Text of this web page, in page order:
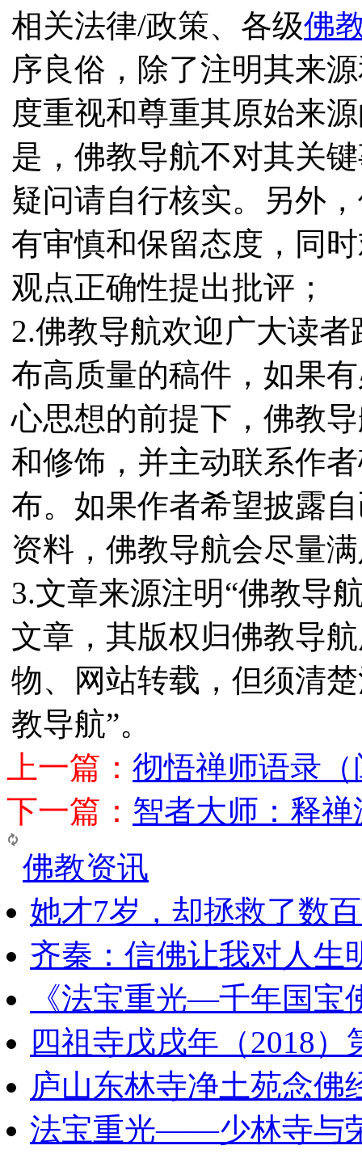
相关法律/政策、各级佛
序良俗，除了注明其来
度重视和尊重其原始来
是，佛教导航不对其关
疑问请自行核实。另外
有审慎和保留态度，同
观点正确性提出批评；
2.佛教导航欢迎广大读
布高质量的稿件，如果
心思想的前提下，佛教
和修饰，并主动联系作
布。如果作者希望披露
资料，佛教导航会尽量
3.文章来源注明“佛教导
文章，其版权归佛教导
物、网站转载，但须清
教导航”。
上一篇： 彻悟禅师语录（
下一篇： 智者大师：释
佛教资讯
她才7岁，却拯救了数
齐秦：信佛让我对人生
《法宝重光—千年国宝
四祖寺戊戌年（2018
庐山东林寺净土苑念佛
法宝重光——少林寺与